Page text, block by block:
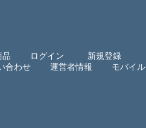
品 ログイン
新規登録
合わせ
運営者情報 モバイル